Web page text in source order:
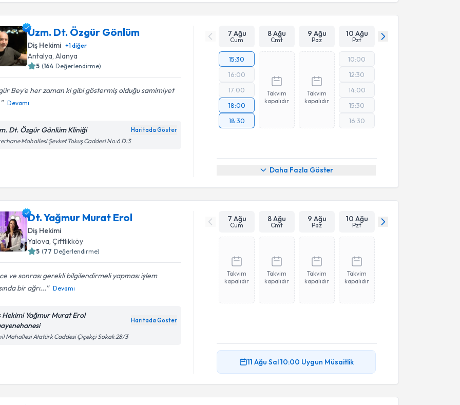
Uzm. Dt. Özgür Gönlüm
Diş Hekimi +1diğer
Antalya ,Alanya
5 (164 Değerlendirme)
Bey'e her zaman ki gibi göstermiş olduğu samimiyet
Devamı
Dt. Özgür Gönlüm Kliniği Haritada Göster
Mahallesi Şevket Tokuş Caddesi No:6 D:3
7 Ağu
Cum
8 Ağu
Cmt
9 Ağu
Paz
10 Ağu
Pzt
15:30
16:00
17:00
18:00
18:30
Takvim
kapalıdır
Takvim
kapalıdır
10:00
12:30
14:00
15:30
16:30
Daha Fazla Göster
Dt. Yağmur Murat Erol
Diş Hekimi
Yalova,Çiftlikköy
5 (77 Değerlendirme)
ve sonrası gerekli bilgilendirmeli yapması işlem
bir ağrı...
Devamı
Hekimi Yağmur Murat Erol
Haritada Göster
Mahallesi Atatürk Caddesi Çiçekçi Sokak 28/3
7 Ağu
Cum
8 Ağu
Cmt
9 Ağu
Paz
10 Ağu
Pzt
Takvim
kapalıdır
Takvim
kapalıdır
Takvim
kapalıdır
Takvim
kapalıdır
11 Ağu Sal10:00 Uygun Müsaitlik